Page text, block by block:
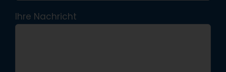
Ihre Nachricht